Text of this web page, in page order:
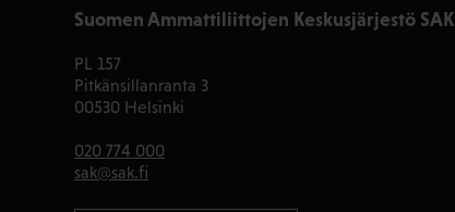
Suomen Ammattiliittojen Keskusjärjestö SAK
PL 157
Pitkänsillanranta 3
00530 Helsinki
020 774 000
sak@sak.fi